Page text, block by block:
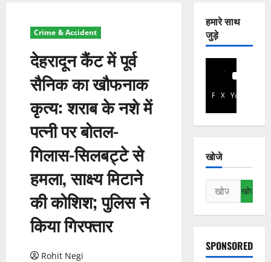
Crime & Accident
देहरादून कैंट में पूर्व
सैनिक का खौफनाक
कृत्य: शराब के नशे में
पत्नी पर बोतल-
गिलास-सिलबट्टे से
हमला, साक्ष्य मिटाने
की कोशिश; पुलिस ने
किया गिरफ्तार
Rohit Negi
हमारे साथ
जुड़े
Facebook
X YouTube
खोजे
निम्न
को
खोजें:
SPONSORED